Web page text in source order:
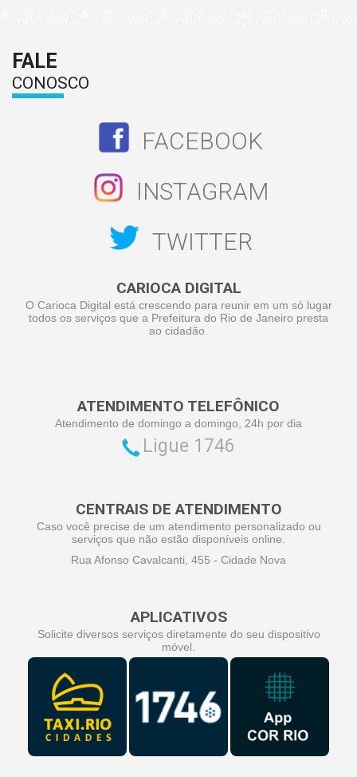
FALE
CONOSCO
FACEBOOK
INSTAGRAM
TWITTER
CARIOCA DIGITAL
O Carioca Digital está crescendo para reunir em um só lugar
todos os serviços que a Prefeitura do Rio de Janeiro presta
ao cidadão.
ATENDIMENTO TELEFÔNICO
Atendimento de domingo a domingo, 24h por dia
Ligue 1746
CENTRAIS DE ATENDIMENTO
Caso você precise de um atendimento personalizado ou
serviços que não estão disponíveis online.
Rua Afonso Cavalcanti, 455 - Cidade Nova
APLICATIVOS
Solicite diversos serviços diretamente do seu dispositivo
móvel.